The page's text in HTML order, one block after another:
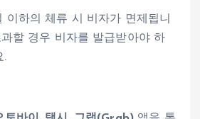
이하의 체류 시 비자가 면제됩니
할 경우 비자를 발급받아야 하
.